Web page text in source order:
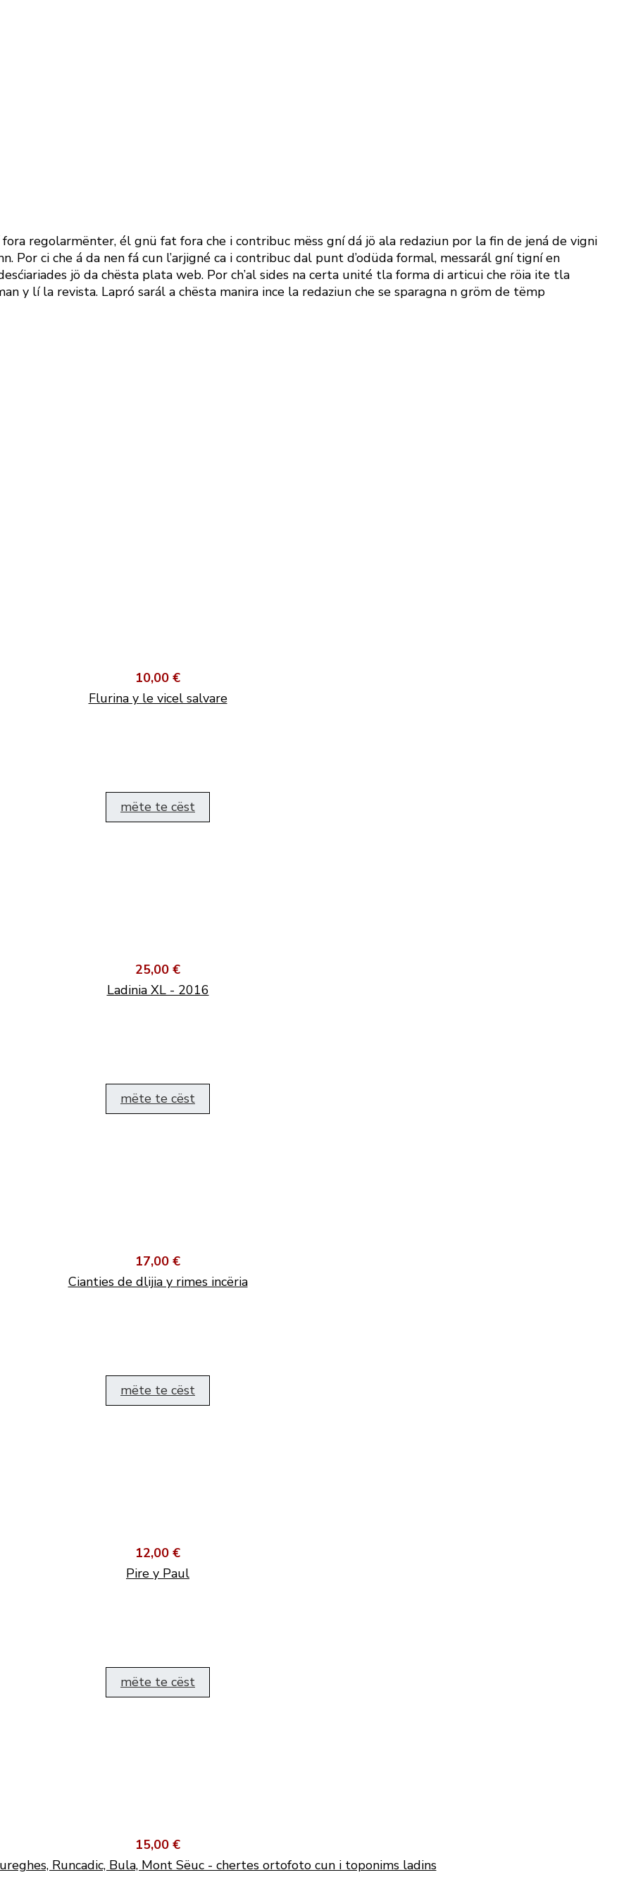
regolarmënter, él gnü fat fora che i contribuc mëss gní dá jö ala redaziun por la fin de jená de vigni
n. Por ci che á da nen fá cun l’arjigné ca i contribuc dal punt d’odüda formal, messarál gní tigní en
jö da chësta plata web. Por ch’al sides na certa unité tla forma di articui che röia ite tla
y lí la revista. Lapró sarál a chësta manira ince la redaziun che se sparagna n gröm de tëmp
10,00 €
Flurina y le vicel salvare
mëte te cëst
25,00 €
Ladinia XL - 2016
mëte te cëst
17,00 €
Cianties de dlijia y rimes incëria
mëte te cëst
12,00 €
Pire y Paul
mëte te cëst
15,00 €
Runcadic, Bula, Mont Sëuc - chertes ortofoto cun i toponims ladins